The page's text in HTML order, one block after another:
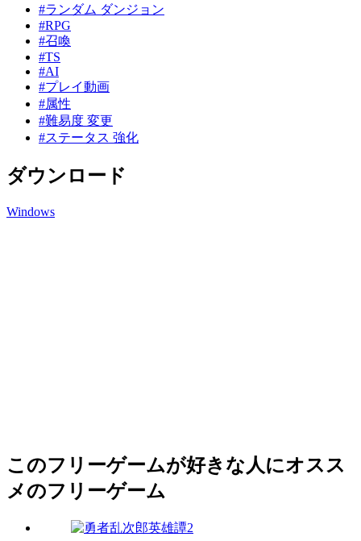
#ランダム ダンジョン
#RPG
#召喚
#TS
#AI
#プレイ動画
#属性
#難易度 変更
#ステータス 強化
ダウンロード
Windows
このフリーゲームが好きな人にオスス
メのフリーゲーム